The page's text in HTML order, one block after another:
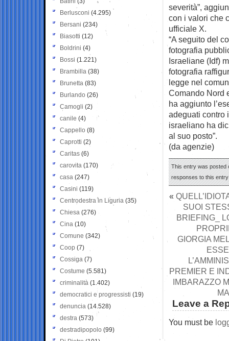
severità”,
con i valori che
ufficiale X.
“A seguito del
fotografia
Israeliane (Idf)
fotografia
legge nel
Comando Nord
ha aggiunto
adeguati contro
israeliano ha
al suo posto”.
(da agenzie)
This entry was posted
responses to this
«
SUOI
BRIEFING_
GIORGIA
PREMIER E
IMBARAZZO
Leave a
You must be
Berlusconi (4.295)
Bersani (234)
Biasotti (12)
Boldrini (4)
Bossi (1.221)
Brambilla (38)
Brunetta (83)
Burlando (26)
Camogli (2)
canile (4)
Cappello (8)
Caprotti (2)
Caritas (6)
carovita (170)
casa (247)
Casini (119)
Centrodestra in Liguria (35)
Chiesa (276)
Cina (10)
Comune (342)
Coop (7)
Cossiga (7)
Costume (5.581)
criminalità (1.402)
democratici e progressisti (19)
denuncia (14.528)
destra (573)
destradipopolo (99)